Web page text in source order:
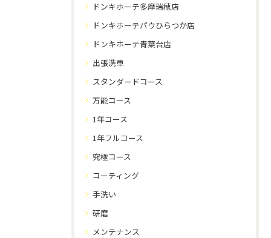
ドンキホーテ多摩瑞穂店
ドンキホーテパウひらつか店
ドンキホーテ青葉台店
出張洗車
スタンダードコース
万能コース
1年コース
1年フルコース
究極コース
コーティング
手洗い
研磨
メンテナンス